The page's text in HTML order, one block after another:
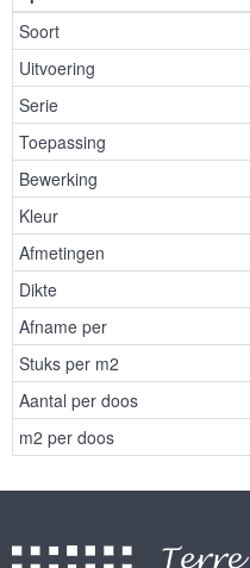
Soort
Uitvoering
Serie
Toepassing
Bewerking
Kleur
Afmetingen
Dikte
Afname per
Stuks per m2
Aantal per doos
m2 per doos